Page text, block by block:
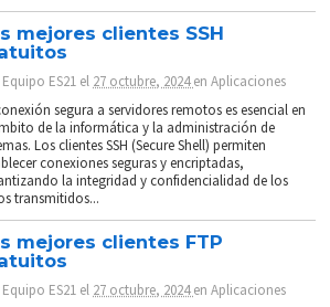
mejores clientes SSH
Equipo ES21 el 27 octubre, 2024enAplicaciones
segura a servidores remotos es esencial en
de la informática y la administración de
Los clientes SSH (Secure Shell) permiten
conexiones seguras y encriptadas,
la integridad y confidencialidad de los
transmitidos...
mejores clientes FTP
Equipo ES21 el 27 octubre, 2024enAplicaciones